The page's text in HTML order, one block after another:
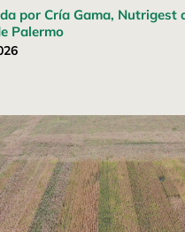
por Cría Gama, Nutrigest
Palermo